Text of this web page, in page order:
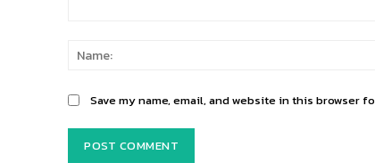
Save my name, email, and website in this browser